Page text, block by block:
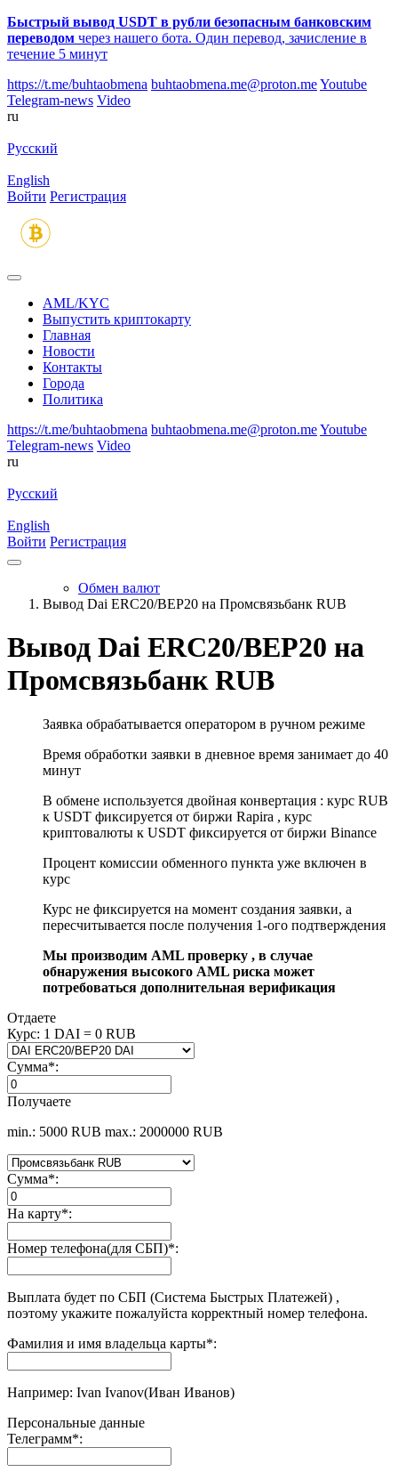
Быстрый вывод USDT в рубли безопасным банковским
переводом через нашего бота. Один перевод, зачисление в
течение 5 минут
https://t.me/buhtaobmena buhtaobmena.me@proton.meYoutube
Telegram-news Video
ru
Русский
English
Войти Регистрация
AML/KYC
Выпустить криптокарту
Главная
Новости
Контакты
Города
Политика
https://t.me/buhtaobmena buhtaobmena.me@proton.meYoutube
Telegram-news Video
ru
Русский
English
Войти Регистрация
Обмен валют
Вывод Dai ERC20/BEP20 на Промсвязьбанк RUB
Вывод Dai ERC20/BEP20 на
Промсвязьбанк RUB
Заявка обрабатывается оператором в ручном режиме
Время обработки заявки в дневное время занимает до 40
минут
В обмене используется двойная конвертация : курс RUB
к USDT фиксируется от биржи Rapira , курс
криптовалюты к USDT фиксируется от биржи Binance
Процент комиссии обменного пункта уже включен в
курс
Курс не фиксируется на момент создания заявки, а
пересчитывается после получения 1-ого подтверждения
Мы производим AML проверку , в случае
обнаружения высокого AML риска может
потребоваться дополнительная верификация
Отдаете
Курс: 1 DAI = 0 RUB
Сумма*:
Получаете
min.: 5000 RUB max.: 2000000 RUB
Сумма*:
На карту*:
Номер телефона(для СБП)*:
Выплата будет по СБП (Система Быстрых Платежей) ,
поэтому укажите пожалуйста корректный номер телефона.
Фамилия и имя владельца карты*:
Например: Ivan Ivanov(Иван Иванов)
Персональные данные
Телеграмм*: